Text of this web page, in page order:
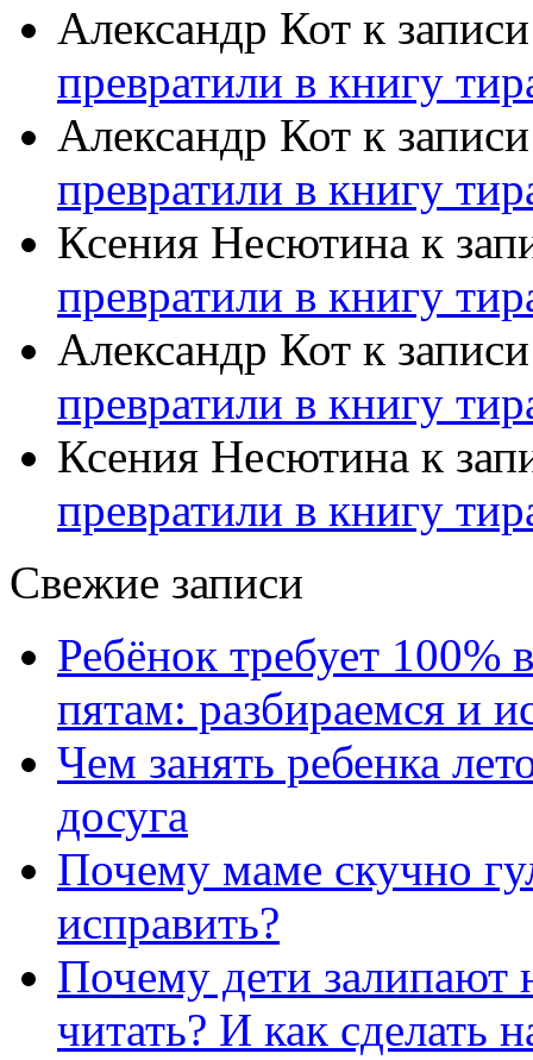
Александр Кот к
превратили в книгу
Александр Кот к
превратили в книгу
Ксения Несютина к
превратили в книгу
Александр Кот к
превратили в книгу
Ксения Несютина к
превратили в книгу
Свежие записи
Ребёнок требует 100%
пятам: разбираемся и
Чем занять ребенка
досуга
Почему маме скучно
исправить?
Почему дети залипают
читать? И как сделать